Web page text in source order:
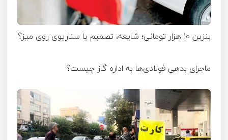
بنزین ۱۰ هزار تومانی؛ شایعه، تصمیم یا سناریوی روی میز؟
ماجرای بدهی فولادی‌ها به اداره گاز چیست؟